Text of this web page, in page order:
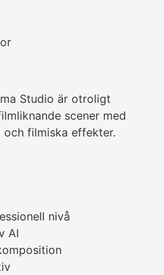
Studio är otroligt
scener med
filmiska effekter.
nivå
AI